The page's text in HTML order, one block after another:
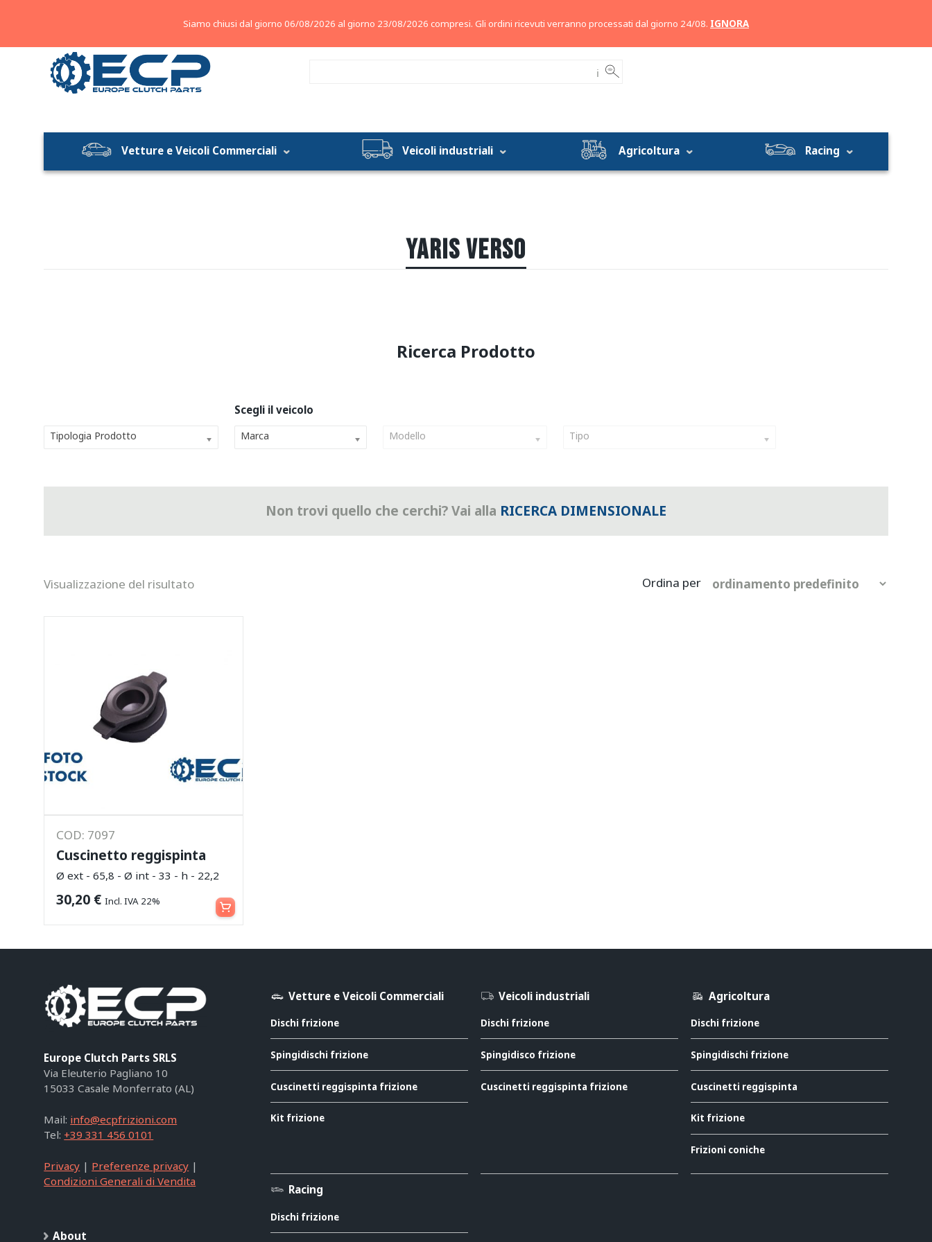
ℹ
Vetture e Veicoli Commerciali Veicoli industriali Agricoltura Racing
YARIS VERSO
Tipologia Prodotto Marca Modello Tipo
Non trovi quello che cerchi? Vai alla RICERCA DIMENSIONALE
Visualizzazione del risultato
COD: 7097
Cuscinetto reggispinta
Ø ext - 65,8 - Ø int - 33 - h - 22,2
30,20 € Incl. IVA 22% Leggi tutto
Europe Clutch Parts SRLS
Via Eleuterio Pagliano 10
15033 Casale Monferrato (AL)
Mail: info@ecpfrizioni.com
Tel: +39 331 456 0101
Privacy | Preferenze privacy |
Condizioni Generali di Vendita
About
Vetture e Veicoli Commerciali
Dischi frizione
Spingidischi frizione
Cuscinetti reggispinta frizione
Kit frizione
Veicoli industriali
Dischi frizione
Spingidisco frizione
Cuscinetti reggispinta frizione
Agricoltura
Dischi frizione
Spingidischi frizione
Cuscinetti reggispinta
Kit frizione
Frizioni coniche
Racing
Dischi frizione
Siamo chiusi dal giorno 06/08/2026 al giorno 23/08/2026 compresi. Gli ordini ricevuti verranno processati dal giorno 24/08. IGNORA